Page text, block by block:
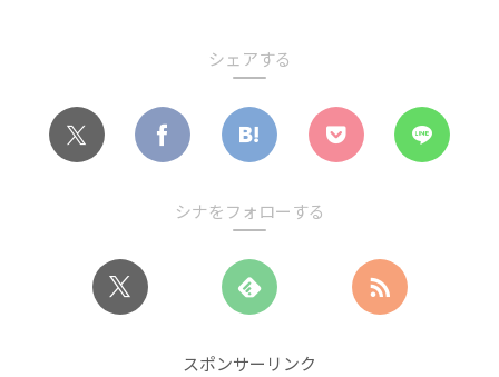
シェアする
シナをフォローする
スポンサーリンク